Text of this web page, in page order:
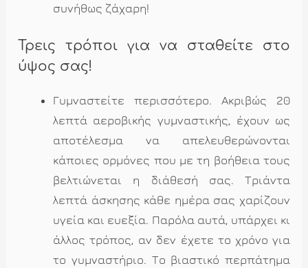
συνήθως ζάχαρη!
Τρεις τρόποι για να σταθείτε στο
ύψος σας!
Γυμναστείτε περισσότερο. Ακριβώς 20
λεπτά αεροβικής γυμναστικής, έχουν ως
αποτέλεσμα να απελευθερώνονται
κάποιες ορμόνες που με τη βοήθεια τους
βελτιώνεται η διάθεσή σας. Τριάντα
λεπτά άσκησης κάθε ημέρα σας χαρίζουν
υγεία και ευεξία. Παρόλα αυτά, υπάρχει κι
άλλος τρόπος, αν δεν έχετε το χρόνο για
το γυμναστήριο. Το βιαστικό περπάτημα